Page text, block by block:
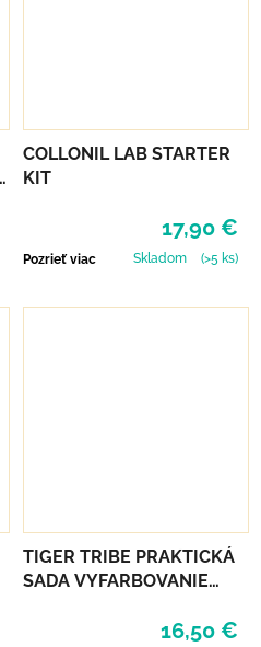
COLLONIL LAB STARTER
KIT
17,90 €
Pozrieť viac Skladom (>5 ks)
TIGER TRIBE PRAKTICKÁ
SADA VYFARBOVANIE
16,50 €